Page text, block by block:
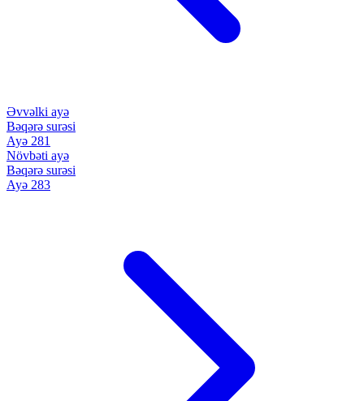
Əvvəlki ayə
Bəqərə surəsi
Ayə 281
Növbəti ayə
Bəqərə surəsi
Ayə 283